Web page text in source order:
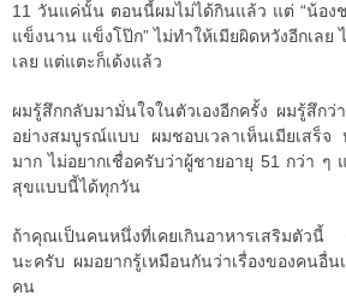
11 วันแค่นั้น ตอนนี้ผมไม่ได้กินแล้ว แต่ “น้องช
แข็งนาน แข็งโป๊ก” ไม่ทำให้เมียผิดหวังอีกเลย
เลย แต่แตะก็เด้งแล้ว
ผมรู้สึกกลับมามั่นใจในตัวเองอีกครั้ง ผมรู้สึกว่
อย่างสมบูรณ์แบบ ผมชอบเวลาเห็นเมียเสร็จ
มาก ไม่อยากเชื่อครับว่าผู้ชายอายุ 51 กว่า ๆ
สุขแบบนี้ได้ทุกวัน
ถ้าคุณเป็นคนหนึ่งที่เคยเกินอาหารเสริมตัวนี้
นะครับ ผมอยากรู้เหมือนกันว่าเรื่องของคนอื่
คน